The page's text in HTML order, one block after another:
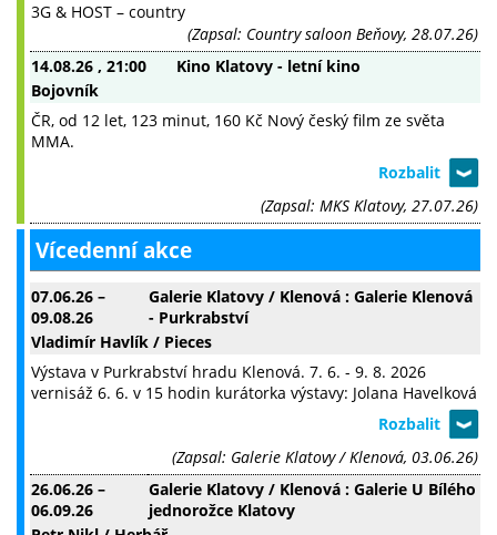
3G & HOST – country
(Zapsal: Country saloon Beňovy, 28.07.26)
14.08.26 , 21:00
Kino Klatovy - letní kino
Bojovník
ČR, od 12 let, 123 minut, 160 Kč Nový český film ze světa
MMA.
(Zapsal: MKS Klatovy, 27.07.26)
Vícedenní akce
07.06.26 –
09.08.26
Galerie Klatovy / Klenová : Galerie Klenová
- Purkrabství
Vladimír Havlík / Pieces
Výstava v Purkrabství hradu Klenová. 7. 6. - 9. 8. 2026
vernisáž 6. 6. v 15 hodin kurátorka výstavy: Jolana Havelková
(Zapsal: Galerie Klatovy / Klenová, 03.06.26)
26.06.26 –
06.09.26
Galerie Klatovy / Klenová : Galerie U Bílého
jednorožce Klatovy